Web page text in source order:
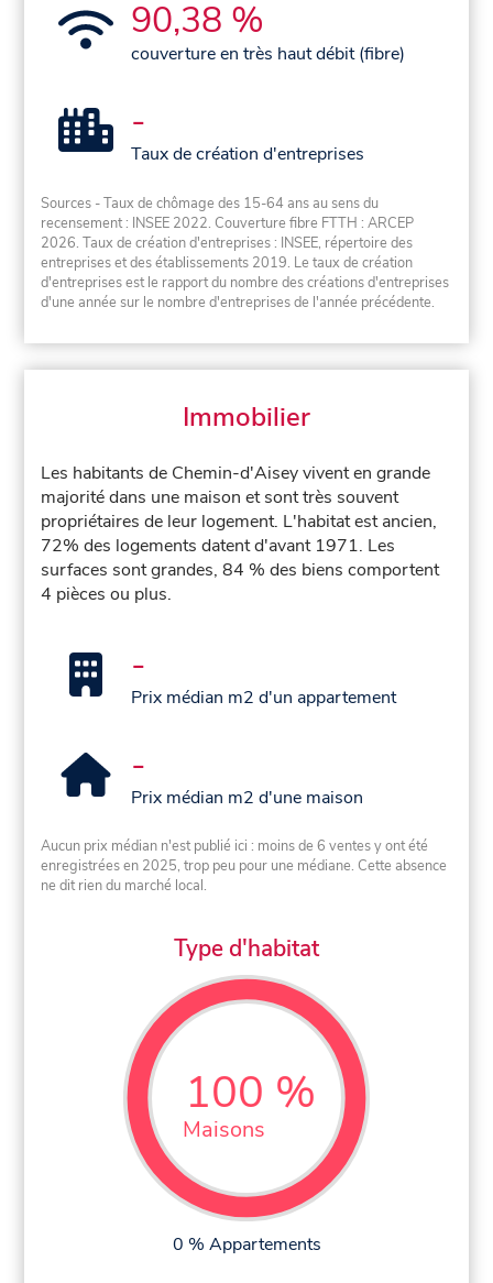
90,38 %
couverture en très haut débit (fibre)
-
Taux de création d'entreprises
Sources - Taux de chômage des 15-64 ans au sens du
recensement : INSEE 2022. Couverture fibre FTTH : ARCEP
2026. Taux de création d'entreprises : INSEE, répertoire des
entreprises et des établissements 2019. Le taux de création
d'entreprises est le rapport du nombre des créations d'entreprises
d'une année sur le nombre d'entreprises de l'année précédente.
Immobilier
Les habitants de Chemin-d'Aisey vivent en grande
majorité dans une maison et sont très souvent
propriétaires de leur logement. L'habitat est ancien,
72% des logements datent d'avant 1971. Les
surfaces sont grandes, 84 % des biens comportent
4 pièces ou plus.
-
Prix médian m2 d'un appartement
-
Prix médian m2 d'une maison
Aucun prix médian n'est publié ici : moins de 6 ventes y ont été
enregistrées en 2025, trop peu pour une médiane. Cette absence
ne dit rien du marché local.
Type d'habitat
100 %
Maisons
0 % Appartements